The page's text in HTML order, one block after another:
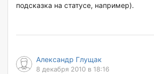
подсказка на статусе, например).
Александр Глущак
8 декабря 2010 в 18:16